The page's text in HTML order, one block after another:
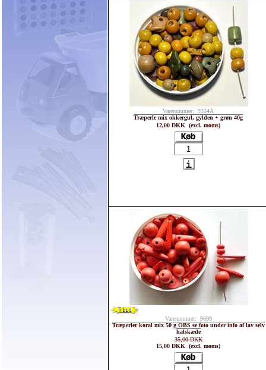
Varenummer: 9334A
Træperle mix okkergul, gylden + grøn 40g
12,00 DKK (excl. moms)
Varenummer: 9699
Træperler koral mix 50 g OBS se foto under info af lav selv
halskæde
35,00 DKK
15,00 DKK (excl. moms)